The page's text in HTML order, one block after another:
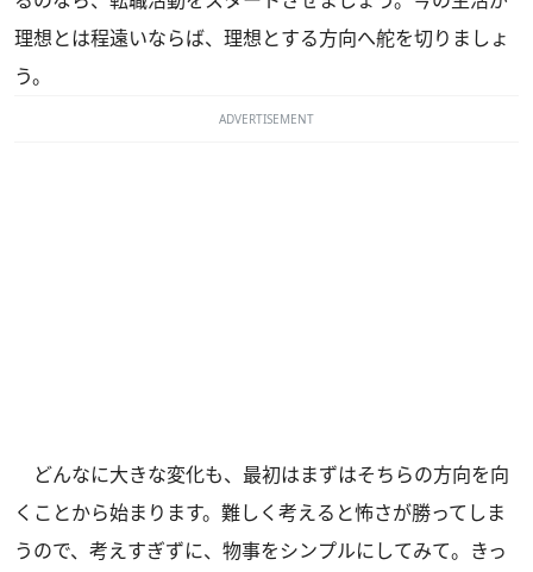
理想とは程遠いならば、理想とする方向へ舵を切りましょ
う。
ADVERTISEMENT
どんなに大きな変化も、最初はまずはそちらの方向を向
くことから始まります。難しく考えると怖さが勝ってしま
うので、考えすぎずに、物事をシンプルにしてみて。きっ